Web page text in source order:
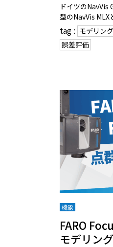
ドイツのNavVis
型のNavVis MLX
tag : モデリング
誤差評価
機能
FARO
モデリン